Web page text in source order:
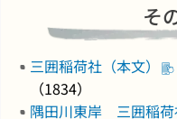
そ
三囲稲荷社（本文）
（1834）
隅田川東岸 三囲稲荷